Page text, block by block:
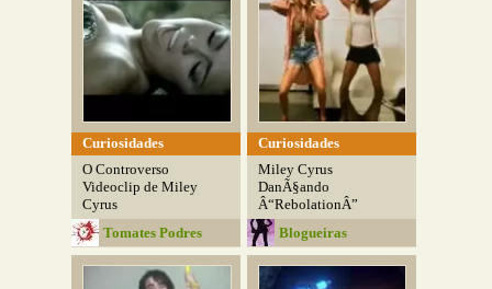
Curiosidades
O Controverso
Videoclip de Miley
Cyrus
Tomates Podres
Curiosidades
Miley Cyrus
DanÃ§ando
Â“RebolationÂ”
Blogueiras
Compulsivas